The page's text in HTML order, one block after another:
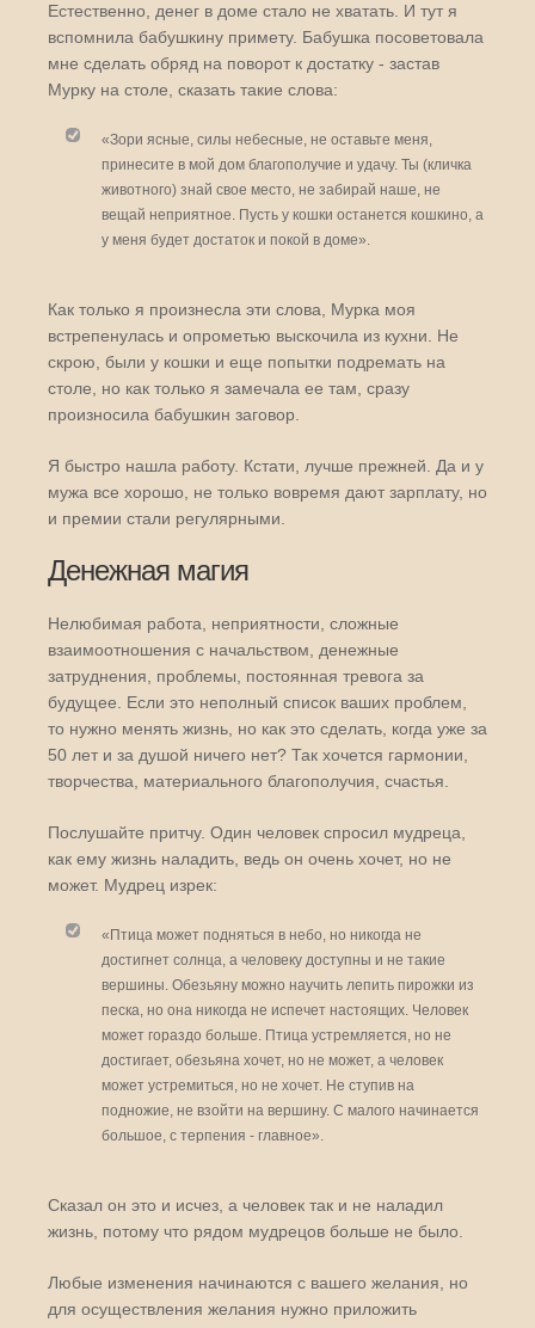
Естественно, денег в доме стало не хватать. И тут я
вспомнила бабушкину примету. Бабушка посоветовала
мне сделать обряд на поворот к достатку - застав
Мурку на столе, сказать такие слова:
«Зори ясные, силы небесные, не оставьте меня,
принесите в мой дом благополучие и удачу. Ты (кличка
животного) знай свое место, не забирай наше, не
вещай неприятное. Пусть у кошки останется кошкино, а
у меня будет достаток и покой в доме».
Как только я произнесла эти слова, Мурка моя
встрепенулась и опрометью выскочила из кухни. Не
скрою, были у кошки и еще попытки подремать на
столе, но как только я замечала ее там, сразу
произносила бабушкин заговор.
Я быстро нашла работу. Кстати, лучше прежней. Да и у
мужа все хорошо, не только вовремя дают зарплату, но
и премии стали регулярными.
Денежная магия
Нелюбимая работа, неприятности, сложные
взаимоотношения с начальством, денежные
затруднения, проблемы, постоянная тревога за
будущее. Если это неполный список ваших проблем,
то нужно менять жизнь, но как это сделать, когда уже за
50 лет и за душой ничего нет? Так хочется гармонии,
творчества, материального благополучия, счастья.
Послушайте притчу. Один человек спросил мудреца,
как ему жизнь наладить, ведь он очень хочет, но не
может. Мудрец изрек:
«Птица может подняться в небо, но никогда не
достигнет солнца, а человеку доступны и не такие
вершины. Обезьяну можно научить лепить пирожки из
песка, но она никогда не испечет настоящих. Человек
может гораздо больше. Птица устремляется, но не
достигает, обезьяна хочет, но не может, а человек
может устремиться, но не хочет. Не ступив на
подножие, не взойти на вершину. С малого начинается
большое, с терпения - главное».
Сказал он это и исчез, а человек так и не наладил
жизнь, потому что рядом мудрецов больше не было.
Любые изменения начинаются с вашего желания, но
для осуществления желания нужно приложить